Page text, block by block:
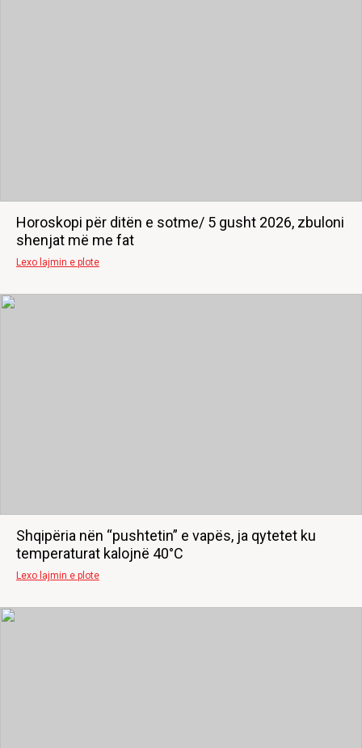
Horoskopi për ditën e sotme/ 5 gusht 2026, zbuloni
shenjat më me fat
Lexo lajmin e plote
Shqipëria nën “pushtetin” e vapës, ja qytetet ku
temperaturat kalojnë 40°C
Lexo lajmin e plote